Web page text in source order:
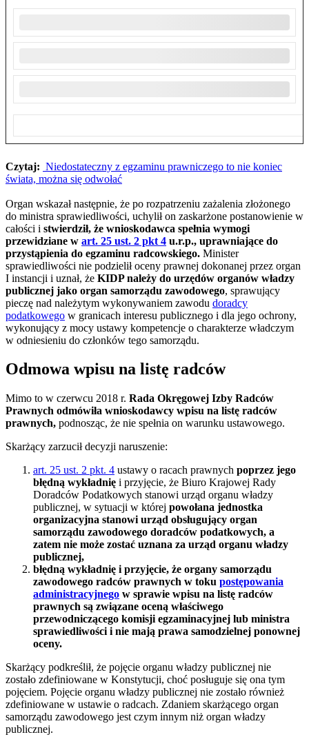
Czytaj: Niedostateczny z egzaminu prawniczego to nie koniec
świata, można się odwołać
Organ wskazał następnie, że po rozpatrzeniu zażalenia złożonego
do ministra sprawiedliwości, uchylił on zaskarżone postanowienie w
całości i stwierdził, że wnioskodawca spełnia wymogi
przewidziane w art. 25 ust. 2 pkt 4 u.r.p., uprawniające do
przystąpienia do egzaminu radcowskiego. Minister
sprawiedliwości nie podzielił oceny prawnej dokonanej przez organ
I instancji i uznał, że KIDP należy do urzędów organów władzy
publicznej jako organ samorządu zawodowego, sprawujący
pieczę nad należytym wykonywaniem zawodu doradcy
podatkowego w granicach interesu publicznego i dla jego ochrony,
wykonujący z mocy ustawy kompetencje o charakterze władczym
w odniesieniu do członków tego samorządu.
Odmowa wpisu na listę radców
Mimo to w czerwcu 2018 r. Rada Okręgowej Izby Radców
Prawnych odmówiła wnioskodawcy wpisu na listę radców
prawnych, podnosząc, że nie spełnia on warunku ustawowego.
Skarżący zarzucił decyzji naruszenie:
art. 25 ust. 2 pkt. 4 ustawy o racach prawnych poprzez jego
błędną wykładnię i przyjęcie, że Biuro Krajowej Rady
Doradców Podatkowych stanowi urząd organu władzy
publicznej, w sytuacji w której powołana jednostka
organizacyjna stanowi urząd obsługujący organ
samorządu zawodowego doradców podatkowych, a
zatem nie może zostać uznana za urząd organu władzy
publicznej,
błędną wykładnię i przyjęcie, że organy samorządu
zawodowego radców prawnych w toku postępowania
administracyjnego w sprawie wpisu na listę radców
prawnych są związane oceną właściwego
przewodniczącego komisji egzaminacyjnej lub ministra
sprawiedliwości i nie mają prawa samodzielnej ponownej
oceny.
Skarżący podkreślił, że pojęcie organu władzy publicznej nie
zostało zdefiniowane w Konstytucji, choć posługuje się ona tym
pojęciem. Pojęcie organu władzy publicznej nie zostało również
zdefiniowane w ustawie o radcach. Zdaniem skarżącego organ
samorządu zawodowego jest czym innym niż organ władzy
publicznej.